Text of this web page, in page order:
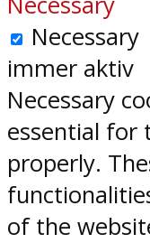
Necessary
immer aktiv
Necessary
essential for
properly.
of the